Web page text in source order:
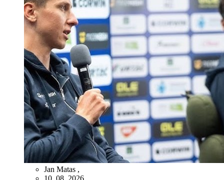
Jan Matas ,
10. 08. 2026